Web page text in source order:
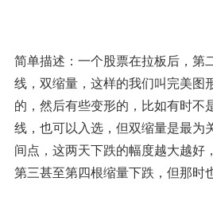
简单描述：一个股票在拉板后，第
线，双缩量，这样的我们叫完美图
的，然后有些变形的，比如有时不
线，也可以入选，但双缩量是最为
间点，这两天下跌的幅度越大越好
第三甚至第四根缩量下跌，但那时